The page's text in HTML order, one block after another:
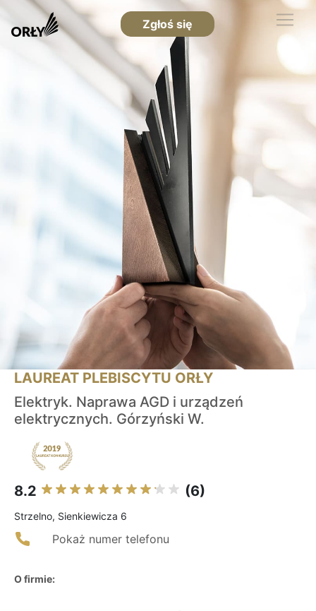
Zgłoś się
LAUREAT PLEBISCYTU ORŁY
Elektryk. Naprawa AGD i urządzeń
elektrycznych. Górzyński W.
8.2 (6)
Strzelno, Sienkiewicza 6
Pokaż numer telefonu
O firmie: